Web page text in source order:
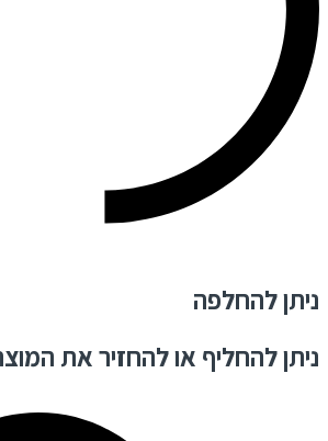
ניתן להחלפה
ניתן להחליף או להחזיר את המוצר